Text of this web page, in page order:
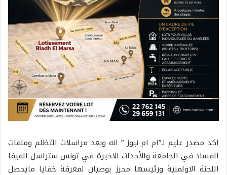
اكد مصدر عليم لـ”ام ام نيوز ” انه وبعد مراسلات التظلم وملفات
الفساد في الجامعة والأحداث الاخيرة في تونس ستراسل الفيفا
اللجنة الاولمبية ورئيسها محرز بوصيان لمعرفة خفايا مايحصل